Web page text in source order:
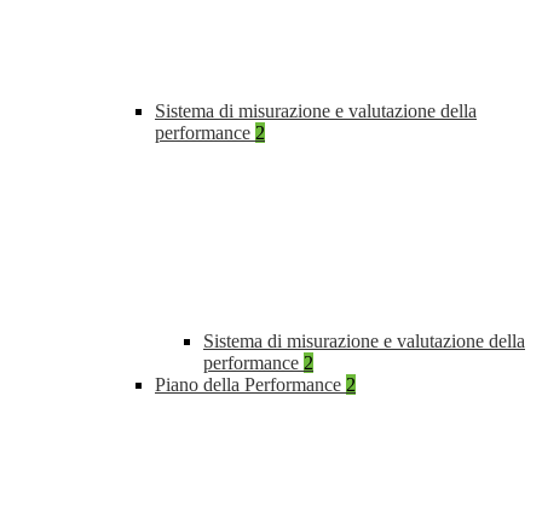
Sistema di misurazione e valutazione della
performance 2
Sistema di misurazione e valutazione della
performance 2
Piano della Performance 2